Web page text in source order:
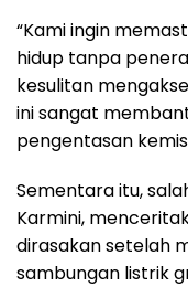
“Kami ingin
hidup tanpa
kesulitan
ini sangat
pengentasan
Sementara itu,
Karmini,
dirasakan setelah
sambungan listrik